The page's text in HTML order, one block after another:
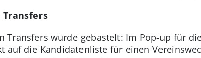
Transfers
Transfers wurde gebastelt: Im Pop-up für
auf die Kandidatenliste für einen